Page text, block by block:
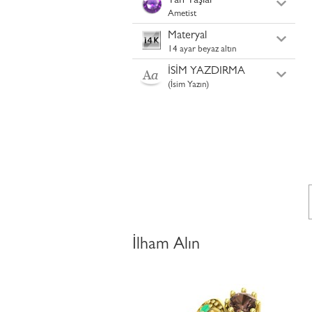
Ametist
Materyal
14 ayar beyaz altın
İSİM YAZDIRMA
(İsim Yazın)
İlham Alın